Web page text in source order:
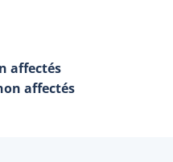
affectés
affectés